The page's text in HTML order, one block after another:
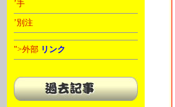
’手
’別注
">外部 リンク